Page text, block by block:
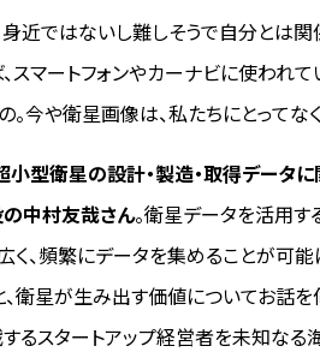
身近ではないし難しそうで自分とは
スマートフォンやカーナビに使われ
今や衛星画像は、私たちにとってな
小型衛星の設計・製造・取得データ
中村友哉さん。衛星データを活用す
く、頻繁にデータを集めることが可
衛星が生み出す価値についてお話を
るスタートアップ経営者を未知なる